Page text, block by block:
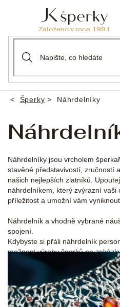
Domů
Šperky Náhrdelníky
Náhrdelníky jsou vrcholem
stavěné představivostí, zručností
našich nejlepších zlatníků.
náhrdelníkem, který zvýrazní vaši
příležitost a umožní vám vyniknout.
Náhrdelník a vhodně vybrané
spojení.
Kdybyste si přáli náhrdelník
možnost výroby šperkůna